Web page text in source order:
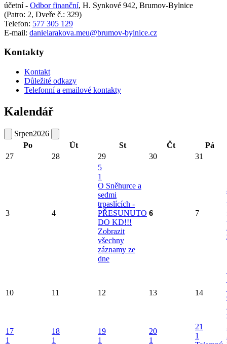
účetní - Odbor finanční, H. Synkové 942, Brumov-Bylnice
(Patro: 2, Dveře č.: 329)
Telefon: 577 305 129
E-mail: danielarakova.meu@brumov-bylnice.cz
Kontakty
Kontakt
Důležité odkazy
Telefonní a emailové kontakty
Kalendář
Srpen2026
Po
Út St Čt
Pá
27
28 29 30 31
3 4
5
1
O Sněhurce a
sedmi
trpaslících -
PŘESUNUTO
DO KD!!!
Zobrazit
všechny
záznamy ze
dne
6 7
10 11 12 13 14
17
1
18
1
19
1
20
1
21
1